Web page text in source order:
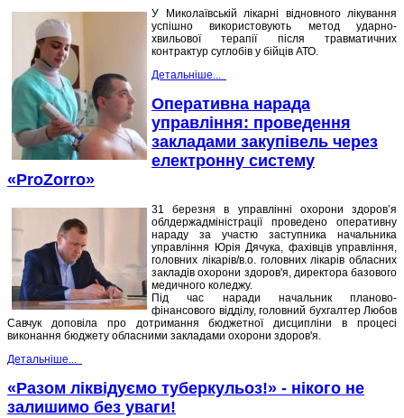
У Миколаївській лікарні відновного лікування
успішно використовують метод ударно-
хвильової терапії після травматичних
контрактур суглобів у бійців АТО.
Детальніше...
Оперативна нарада
управління: проведення
закладами закупівель через
електронну систему
«ProZorro»
31 березня в управлінні охорони здоров’я
облдержадміністрації проведено оперативну
нараду за участю заступника начальника
управління Юрія Дячука, фахівців управління,
головних лікарів/в.о. головних лікарів обласних
закладів охорони здоров'я, директора базового
медичного коледжу.
Під час наради начальник планово-
фінансового відділу, головний бухгалтер Любов
Савчук доповіла про дотримання бюджетної дисципліни в процесі
виконання бюджету обласними закладами охорони здоров'я.
Детальніше...
«Разом ліквідуємо туберкульоз!» - нікого не
залишимо без уваги!